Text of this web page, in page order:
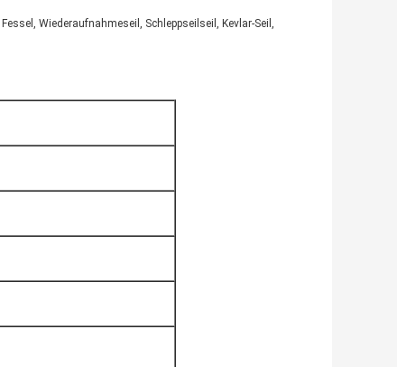
Wiederaufnahmeseil, Schleppseilseil, Kevlar-Seil,